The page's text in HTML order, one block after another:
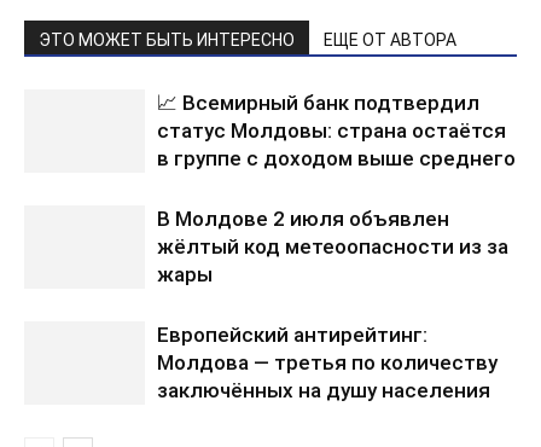
ЭТО МОЖЕТ БЫТЬ ИНТЕРЕСНО ЕЩЕ ОТ АВТОРА
📈 Всемирный банк подтвердил
статус Молдовы: страна остаётся
в группе с доходом выше среднего
В Молдове 2 июля объявлен
жёлтый код метеоопасности из за
жары
Европейский антирейтинг:
Молдова — третья по количеству
заключённых на душу населения